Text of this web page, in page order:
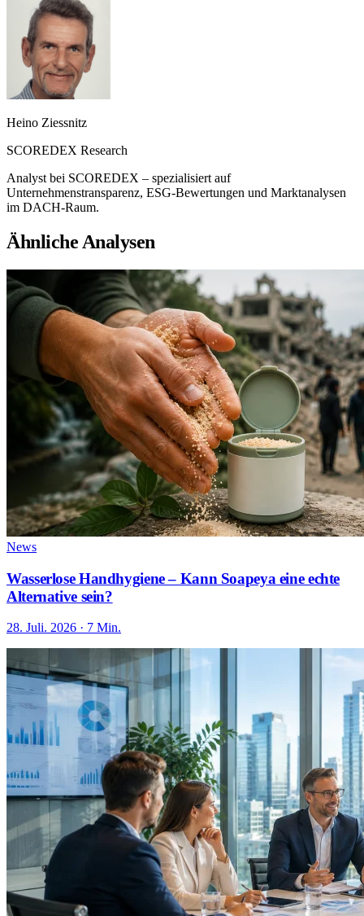
Heino Ziessnitz
SCOREDEX Research
Analyst bei SCOREDEX – spezialisiert auf
Unternehmenstransparenz, ESG-Bewertungen und Marktanalysen
im DACH-Raum.
Ähnliche Analysen
News
Wasserlose Handhygiene – Kann Soapeya eine echte
Alternative sein?
28. Juli. 2026 · 7 Min.